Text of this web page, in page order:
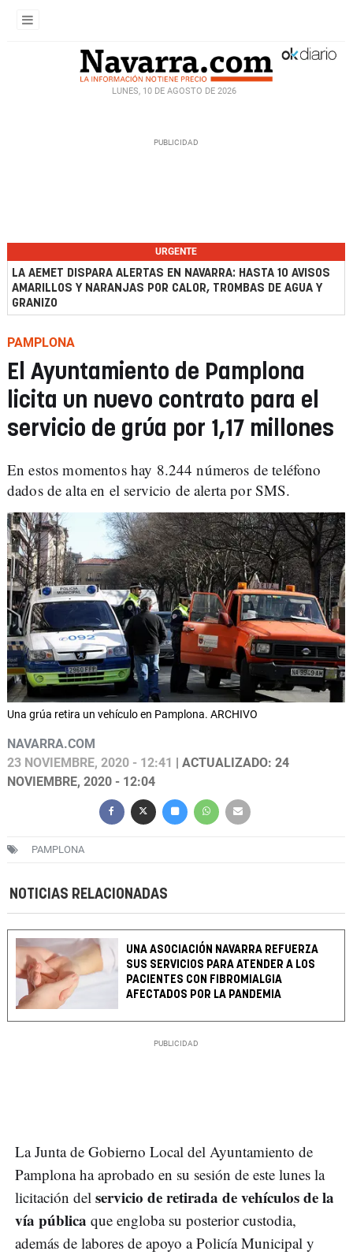
LUNES, 10 DE AGOSTO DE 2026
URGENTE
LA AEMET DISPARA ALERTAS EN NAVARRA: HASTA 10 AVISOS
AMARILLOS Y NARANJAS POR CALOR, TROMBAS DE AGUA Y
GRANIZO
PAMPLONA
El Ayuntamiento de Pamplona
licita un nuevo contrato para el
servicio de grúa por 1,17 millones
En estos momentos hay 8.244 números de teléfono
dados de alta en el servicio de alerta por SMS.
Una grúa retira un vehículo en Pamplona. ARCHIVO
NAVARRA.COM
23 NOVIEMBRE, 2020 - 12:41
| ACTUALIZADO: 24
NOVIEMBRE, 2020 - 12:04
PAMPLONA
NOTICIAS RELACIONADAS
UNA ASOCIACIÓN NAVARRA REFUERZA
SUS SERVICIOS PARA ATENDER A LOS
PACIENTES CON FIBROMIALGIA
AFECTADOS POR LA PANDEMIA
La Junta de Gobierno Local del Ayuntamiento de
Pamplona ha aprobado en su sesión de este lunes la
licitación del servicio de retirada de vehículos de la
vía pública que engloba su posterior custodia,
además de labores de apoyo a Policía Municipal y